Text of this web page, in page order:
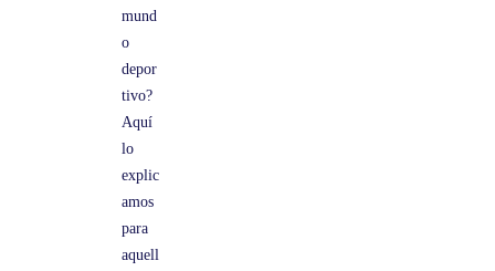
mund
o
depor
tivo?
Aquí
lo
explic
amos
para
aquell